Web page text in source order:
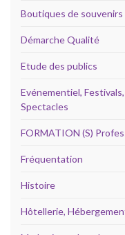
Boutiques de souvenirs
Démarche Qualité
Etude des publics
Evénementiel,
Spectacles
FORMATION (S)
Fréquentation
Histoire
Hôtellerie,